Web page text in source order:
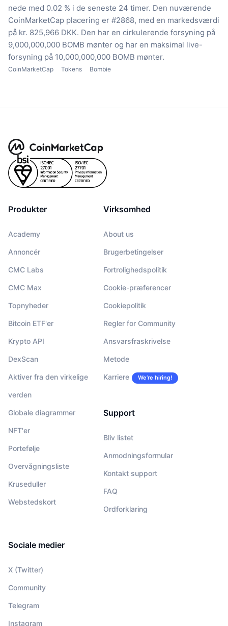
nede med 0.02 % i de seneste 24 timer. Den nuværende
CoinMarketCap placering er #2868, med en markedsværdi
på kr. 825,966 DKK. Den har en cirkulerende forsyning på
9,000,000,000 BOMB mønter og har en maksimal live-
forsyning på 10,000,000,000 BOMB mønter.
CoinMarketCap Tokens Bombie
Produkter
Academy
Annoncér
CMC Labs
CMC Max
Topnyheder
Bitcoin ETF'er
Krypto API
DexScan
Aktiver fra den virkelige
verden
Globale diagrammer
NFT'er
Portefølje
Overvågningsliste
Kruseduller
Webstedskort
Virksomhed
About us
Brugerbetingelser
Fortrolighedspolitik
Cookie-præferencer
Cookiepolitik
Regler for Community
Ansvarsfraskrivelse
Metode
Karriere We’re hiring!
Support
Bliv listet
Anmodningsformular
Kontakt support
FAQ
Ordforklaring
Sociale medier
X (Twitter)
Community
Telegram
Instagram